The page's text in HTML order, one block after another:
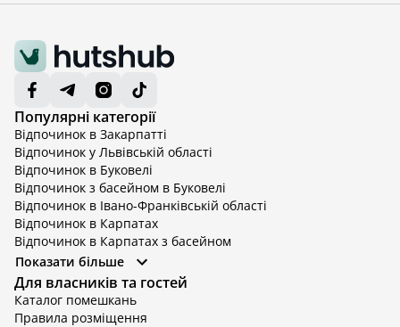
Популярні категорії
Відпочинок в Закарпатті
Відпочинок у Львівській області
Відпочинок в Буковелі
Відпочинок з басейном в Буковелі
Відпочинок в Івано-Франківській області
Відпочинок в Карпатах
Відпочинок в Карпатах з басейном
Відпочинок в Київській області
Відпочинок в Київській області з басейном
Відпочинок в Тернопільській області
Відпочинок у Вінницькій області
Показати більше
Для власників та гостей
Каталог помешкань
Правила розміщення